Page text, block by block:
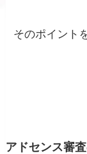
そのポイント
アドセンス審